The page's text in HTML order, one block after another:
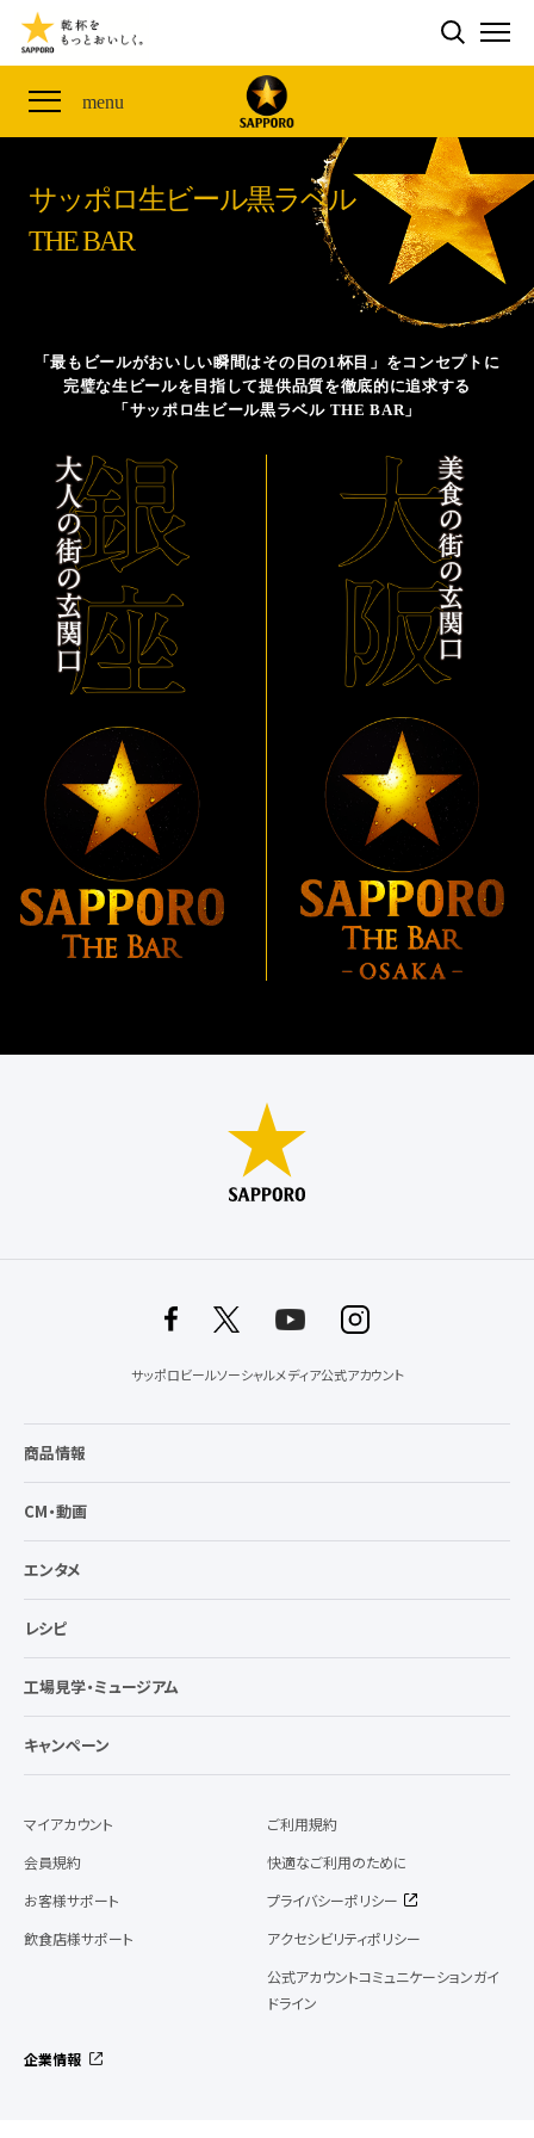
検索する
menu
THE PERFECT 黒ラベル WAGON 出展FES
ザ・パーフェクト黒ラベル アワード
「満天☆青空レストラン」コラボキャンペーン
山本由伸選手応援プロジェクト「GET A STAR
YOSHINOBU」
黒ラベル×『エヴァンゲリオン』30th Anniv.
サッポロ生ビール黒ラベル 『THE STAR JAM』
「丸くなるな、☆星になれ。」限定デザイン缶数量限
定発売
サッポロ生ビール黒ラベル THE SHOP
CLUB 黒ラベル
サッポロ生ビール黒ラベル
オカズデザインが提案する
ザ・パーフェクト黒ラベル
サッポロ生ビール黒ラベル THE BAR
ザ・パーフェクト黒ラベルが飲めるお店
CLUB 黒ラベル
サッポロ生ビール黒ラベル
THE BAR
「最もビールがおいしい瞬間はその日の1杯目」をコンセプトに
完璧な生ビールを目指して提供品質を徹底的に追求する
「サッポロ生ビール黒ラベル THE BAR」
サッポロビールソーシャルメディア公式アカウント
商品情報
CM・動画
エンタメ
レシピ
工場見学・ミュージアム
キャンペーン
マイアカウント
会員規約
お客様サポート
飲食店様サポート
ご利用規約
快適なご利用のために
プライバシーポリシー
アクセシビリティポリシー
公式アカウントコミュニケーションガイ
ドライン
企業情報